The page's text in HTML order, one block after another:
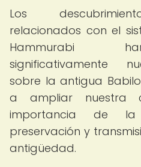
Los
relacionados con el
Hammurabi
significativamente
sobre la antigua
a ampliar nuestra
importancia de
preservación y
antigüedad.